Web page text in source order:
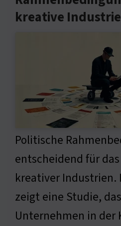
kreative
Politische
entscheidend für
kreativer Industrien.
zeigt eine Studie,
Unternehmen in der